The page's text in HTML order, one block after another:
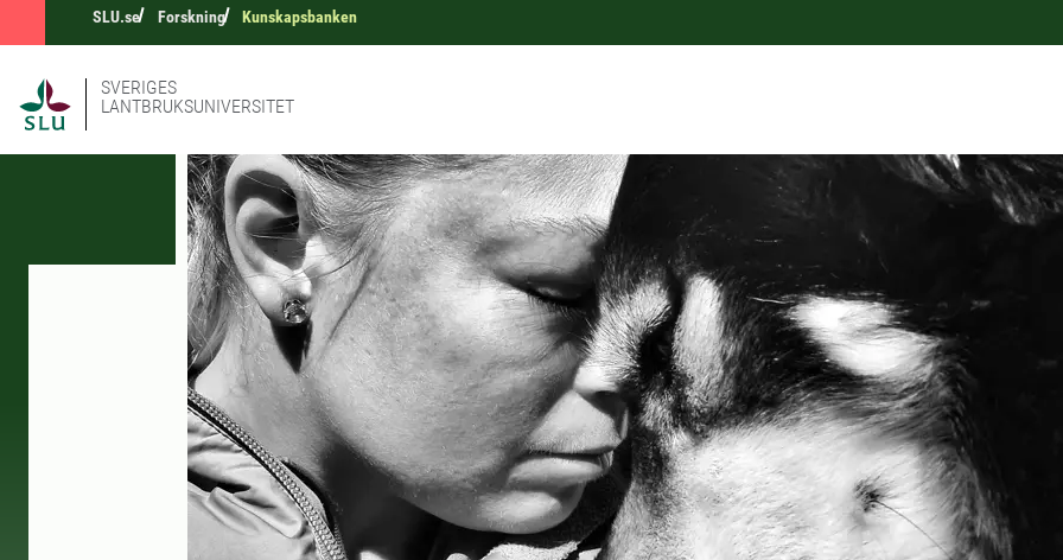
SLU.se Forskning Kunskapsbanken
SVERIGES
LANTBRUKSUNIVERSITET